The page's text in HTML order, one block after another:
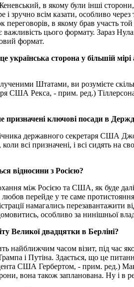
в якому були інші
всім казати, особливо
в якому брав участь
важливість цього формату. Зараз
формат.
сторона у більшій
Штатами, ви розумієте
США Рекса, - прим. ред.)
ключові посади в
державного секретаря США
всі призначені, і всі сидять на
відносини з Росією?
між Росією та США, як буде
перейде у те саме
намагались перезавантажити
особливо за нинішньої
Великої двадцятки в Берліні?
найближчим часом візит, під час
і Путіна. Здається, що це
США Гербертом, - прим. ред.)
вона також запланована. Ну і в